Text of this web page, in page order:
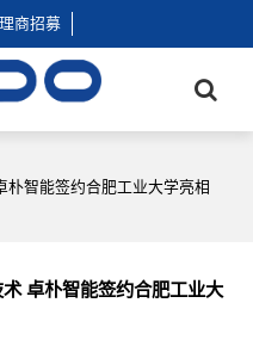
商招募
智能签约合肥工业大学亮相
卓朴智能签约合肥工业大